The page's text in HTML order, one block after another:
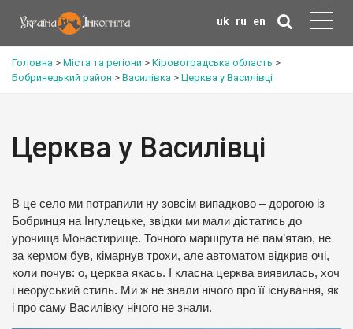
uk ru en
Головна > Міста та регіони > Кіровоградська область >
Бобринецький район > Василівка > Церква у Василівці
Церква у Василівці
В це село ми потрапили ну зовсім випадково – дорогою із
Бобринця на Інгулецьке, звідки ми мали дістатись до
урочища Монастирище. Точного маршрута не пам’ятаю, не
за кермом був, кімарнув трохи, але автоматом відкрив очі,
коли почув: о, церква якась. І класна церква виявилась, хоч
і неоруський стиль. Ми ж не знали нічого про її існування, як
і про саму Василівку нічого не знали.